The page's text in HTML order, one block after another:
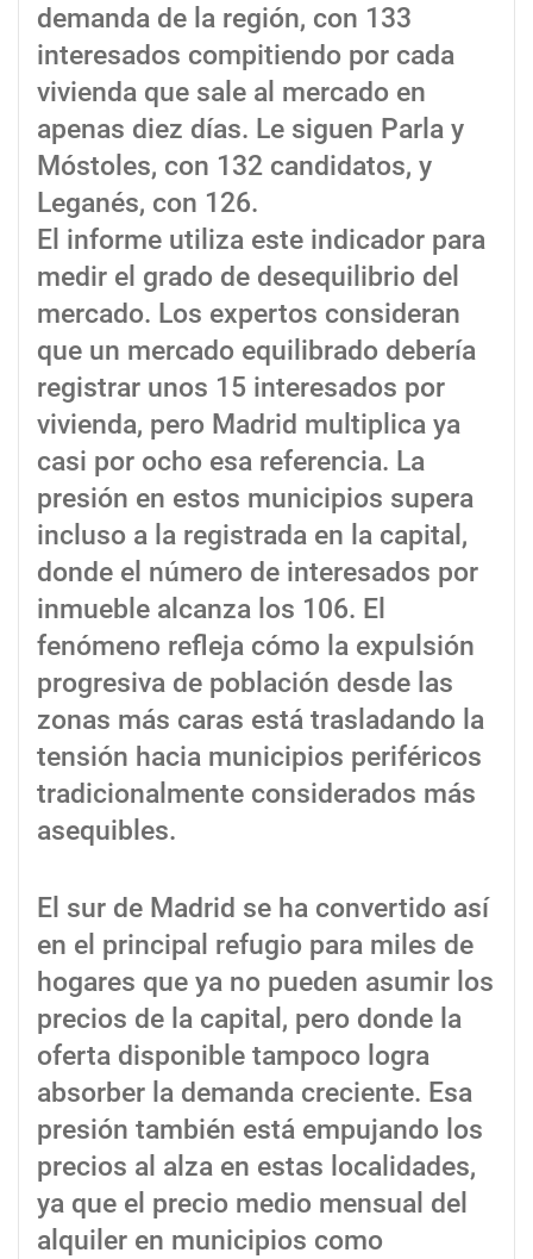
demanda de la región, con 133
interesados compitiendo por cada
vivienda que sale al mercado en
apenas diez días. Le siguen Parla y
Móstoles, con 132 candidatos, y
Leganés, con 126.
El informe utiliza este indicador para
medir el grado de desequilibrio del
mercado. Los expertos consideran
que un mercado equilibrado debería
registrar unos 15 interesados por
vivienda, pero Madrid multiplica ya
casi por ocho esa referencia. La
presión en estos municipios supera
incluso a la registrada en la capital,
donde el número de interesados por
inmueble alcanza los 106. El
fenómeno refleja cómo la expulsión
progresiva de población desde las
zonas más caras está trasladando la
tensión hacia municipios periféricos
tradicionalmente considerados más
asequibles.
El sur de Madrid se ha convertido así
en el principal refugio para miles de
hogares que ya no pueden asumir los
precios de la capital, pero donde la
oferta disponible tampoco logra
absorber la demanda creciente. Esa
presión también está empujando los
precios al alza en estas localidades,
ya que el precio medio mensual del
alquiler en municipios como